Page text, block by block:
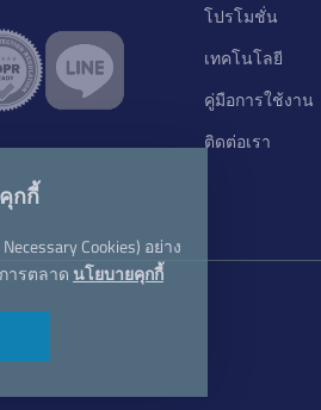
โปรโมชั่น
เทคโนโลยี
คู่มือการใช้งาน
ติดต่อเรา
กกี้
Cookies) อย่าง
ารตลาด นโยบายคุกกี้